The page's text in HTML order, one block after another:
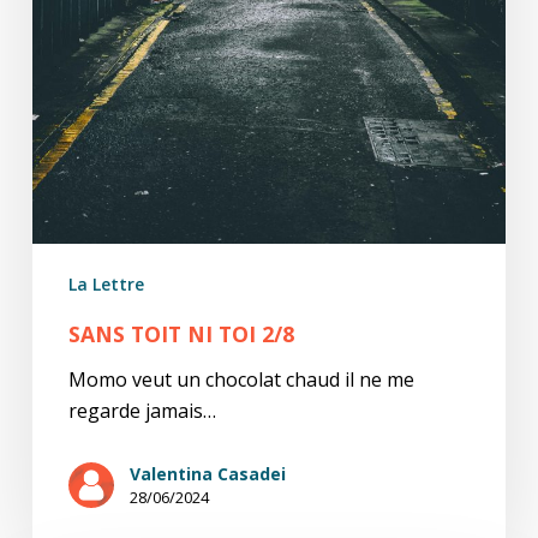
La Lettre
SANS TOIT NI TOI 2/8
Momo veut un chocolat chaud il ne me
regarde jamais…
Valentina Casadei
28/06/2024